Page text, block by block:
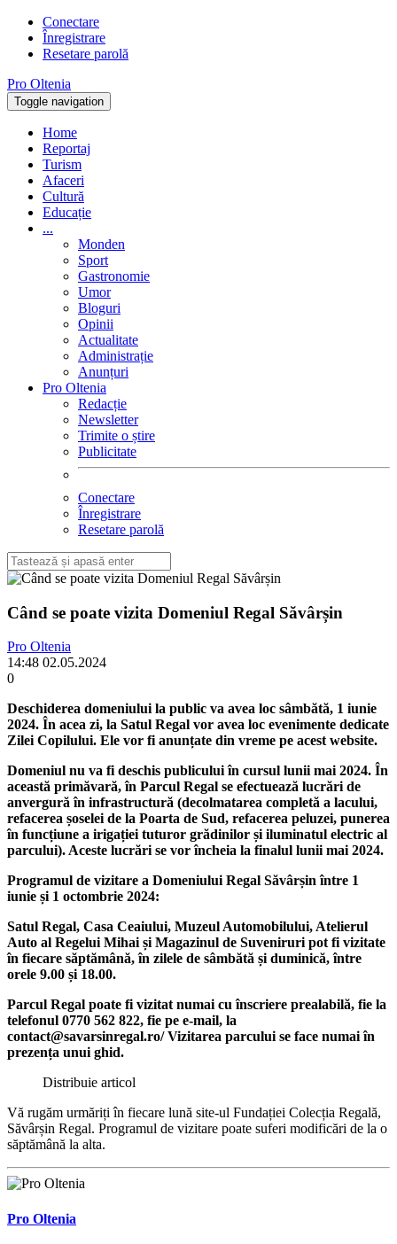
Conectare
Înregistrare
Resetare parolă
Pro Oltenia
Toggle navigation
Home
Reportaj
Turism
Afaceri
Cultură
Educație
...
Monden
Sport
Gastronomie
Umor
Bloguri
Opinii
Actualitate
Administrație
Anunțuri
Pro Oltenia
Redacție
Newsletter
Trimite o știre
Publicitate
Conectare
Înregistrare
Resetare parolă
Când se poate vizita Domeniul Regal Săvârșin
Pro Oltenia
14:48 02.05.2024
0
Deschiderea domeniului la public va avea loc sâmbătă, 1 iunie
2024. În acea zi, la Satul Regal vor avea loc evenimente dedicate
Zilei Copilului. Ele vor fi anunțate din vreme pe acest website.
Domeniul nu va fi deschis publicului în cursul lunii mai 2024. În
această primăvară, în Parcul Regal se efectuează lucrări de
anvergură în infrastructură (decolmatarea completă a lacului,
refacerea șoselei de la Poarta de Sud, refacerea peluzei, punerea
în funcțiune a irigației tuturor grădinilor și iluminatul electric al
parcului). Aceste lucrări se vor încheia la finalul lunii mai 2024.
Programul de vizitare a Domeniului Regal Săvârșin între 1
iunie și 1 octombrie 2024:
Satul Regal, Casa Ceaiului, Muzeul Automobilului, Atelierul
Auto al Regelui Mihai și Magazinul de Suveniruri pot fi vizitate
în fiecare săptămână, în zilele de sâmbătă și duminică, între
orele 9.00 și 18.00.
Parcul Regal poate fi vizitat numai cu înscriere prealabilă, fie la
telefonul 0770 562 822, fie pe e-mail, la
contact@savarsinregal.ro/ Vizitarea parcului se face numai în
prezența unui ghid.
Distribuie articol
Vă rugăm urmăriți în fiecare lună site-ul Fundației Colecția Regală,
Săvârșin Regal. Programul de vizitare poate suferi modificări de la o
săptămână la alta.
Pro Oltenia